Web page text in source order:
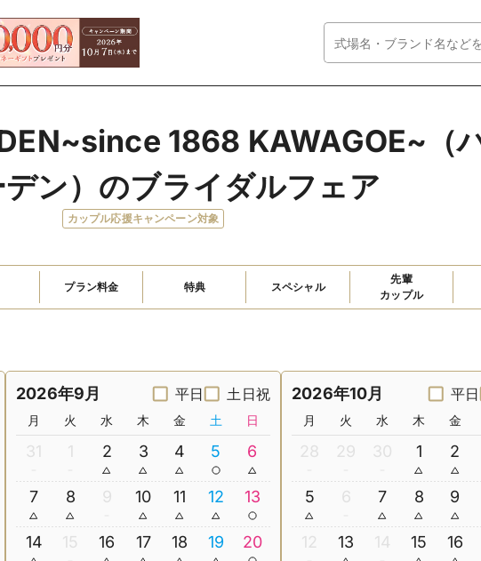
1868 KAWAGOE~（
ン）のブライダルフェア
カップル応援キャンペーン対象
プラン料金 特典 スペシャル
先輩
カップル
2026年9月 平日 土日祝
月 火 水 木 金 土 日
31 1 2 3 4 5 6
7 8 9 10 11 12 13
14 15 16 17 18 19 20
2026年10月 平日
月 火 水 木 金
28 29 30 1 2
5 6 7 8 9
12 13 14 15 16